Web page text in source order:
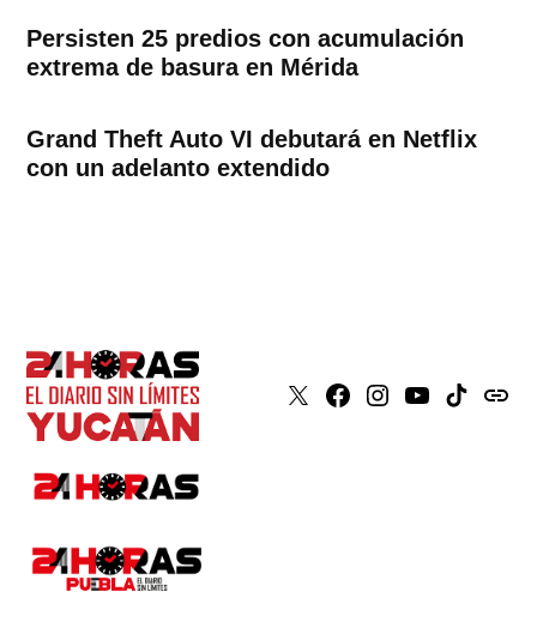
Persisten 25 predios con acumulación
extrema de basura en Mérida
Grand Theft Auto VI debutará en Netflix
con un adelanto extendido
X Faceboook
Instagram
YoutubeTiktokissuu